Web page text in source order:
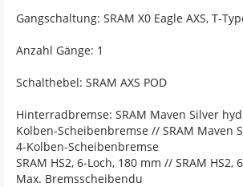
Gangschaltung: SRAM X0 Eagle AXS, T-
Anzahl Gänge: 1
Schalthebel: SRAM AXS POD
Hinterradbremse: SRAM Maven Silver
Kolben-Scheibenbremse // SRAM Maven
4-Kolben-Scheibenbremse
SRAM HS2, 6-Loch, 180 mm // SRAM HS2,
Max. Bremsscheibendu